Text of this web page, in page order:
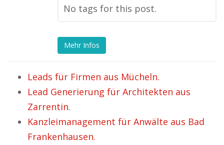
No tags for this post.
Mehr Infos
Leads für Firmen aus Mücheln.
Lead Generierung für Architekten aus
Zarrentin.
Kanzleimanagement für Anwälte aus Bad
Frankenhausen.